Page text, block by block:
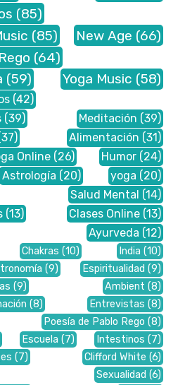
(85)
(85) New Age (66)
(64)
(59) Yoga Music (58)
(42)
(39) Meditación (39)
Alimentación (31)
Online (26) Humor (24)
Astrología (20) yoga (20)
Salud Mental (14)
(13) Clases Online (13)
Ayurveda (12)
Chakras (10) India (10)
(9) Espiritualidad (9)
(9) Ambient (8)
(8) Entrevistas (8)
Poesía de Pablo Rego (8)
Escuela (7) Intestinos (7)
(7) Clifford White (6)
Sexualidad (6)